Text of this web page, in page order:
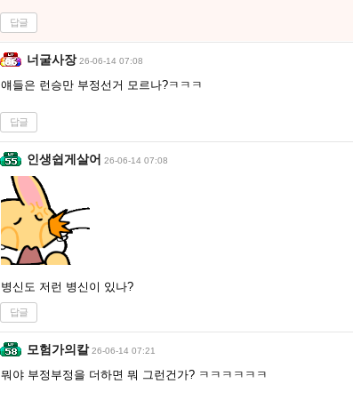
답글
너굴사장 26-06-14 07:08
얘들은 런승만 부정선거 모르나?ㅋㅋㅋ
답글
인생쉽게살어 26-06-14 07:08
병신도 저런 병신이 있나?
답글
모험가의칼 26-06-14 07:21
뭐야 부정부정을 더하면 뭐 그런건가? ㅋㅋㅋㅋㅋㅋ